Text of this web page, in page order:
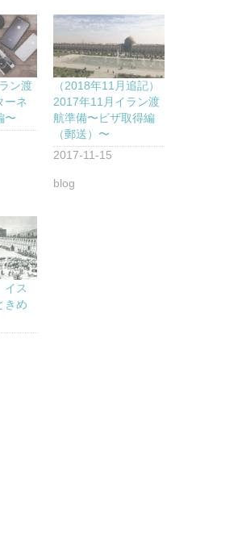
ン渡
ーネ
〜
（2018年11月追記）
2017年11月イラン渡
航準備〜ビザ取得編
（郵送）〜
2017-11-15
blog
イス
きめ